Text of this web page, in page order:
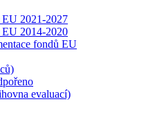
EU 2021-2027
EU 2014-2020
fondů EU
evaluací)